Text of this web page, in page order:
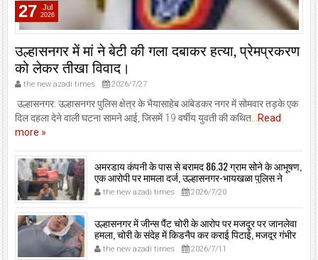
27 Jul
2026
उल्हासनगर में मां ने बेटी की गला दबाकर हत्या, प्रेमप्रकरण
को लेकर तीखा विवाद।
the new azadi times 2026/7/27
उल्हासनगर: उल्हासनगर पुलिस क्षेत्र के भैयासाहेब आंबेडकर नगर में सोमवार तड़के एक
दिल दहला देने वाली घटना सामने आई, जिसमें 19 वर्षीय युवती की कथित...
Read
more »
अमरडाय कंपनी के पास से बरामद 86.32 ग्राम सोने के आभूषण,
एक आरोपी पर मामला दर्ज, उल्हासनगर-भायखळा पुलिस ने
घरफोड़ियों के संबंध में एक आरोपी से महत्वपूर्ण पूछताछ के बाद
आरोपी के साथी के ठिकाने से 10,90,261 रुपये मूल्य के सोने के
आभूषण बरामद किए।
the new azadi times 2026/7/20
उल्हासनगर में जीन्स पैंट चोरी के आरोप पर मजदूर पर जानलेवा
हमला, चोरी के संदेह में किडनैप कर कराई पिटाई, मजदूर गंभीर
रूप से जख्मी।
the new azadi times 2026/7/11